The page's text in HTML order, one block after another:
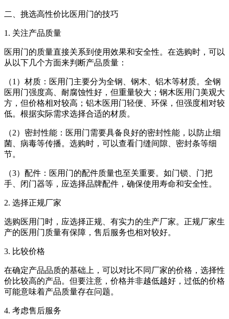
二、挑选高性价比医用门的技巧
1. 关注产品质量
医用门的质量直接关系到使用效果和安全性。在选购时，可以
从以下几个方面来判断产品质量：
（1）材质：医用门主要分为全钢、钢木、铝木等材质。全钢
医用门强度高、耐腐蚀性好，但重量较大；钢木医用门美观大
方，但价格相对较高；铝木医用门轻便、环保，但强度相对较
低。根据实际需求选择合适的材质。
（2）密封性能：医用门需要具备良好的密封性能，以防止细
菌、病毒等传播。选购时，可以查看门缝间隙、密封条等细
节。
（3）配件：医用门的配件质量也至关重要。如门锁、门把
手、闭门器等，应选择品牌配件，确保使用寿命和安全性。
2. 选择正规厂家
选购医用门时，应选择正规、有实力的生产厂家。正规厂家生
产的医用门质量有保障，售后服务也相对较好。
3. 比较价格
在确定产品品质的基础上，可以对比不同厂家的价格，选择性
价比较高的产品。但要注意，价格并非越低越好，过低的价格
可能意味着产品质量存在问题。
4. 考虑售后服务